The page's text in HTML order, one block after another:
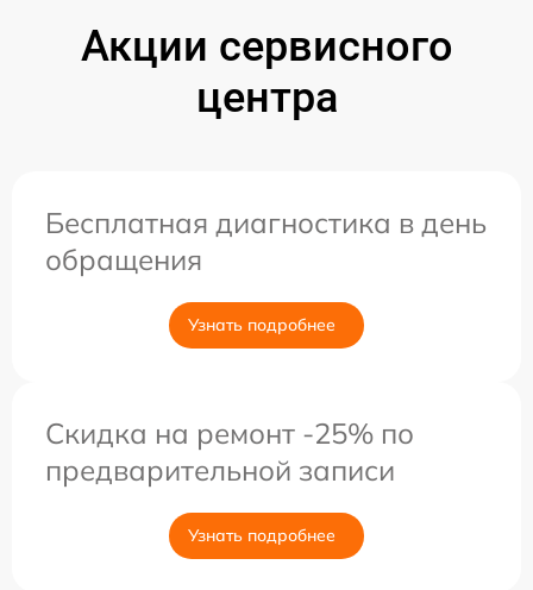
Акции сервисного
центра
Бесплатная диагностика в день
обращения
Узнать подробнее
Скидка на ремонт -25% по
предварительной записи
Узнать подробнее